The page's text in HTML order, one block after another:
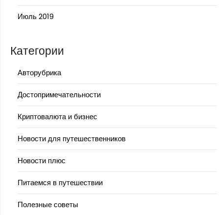
Июль 2019
Категории
Авторубрика
Достопримечательности
Криптовалюта и бизнес
Новости для путешественников
Новости плюс
Питаемся в путешествии
Полезные советы